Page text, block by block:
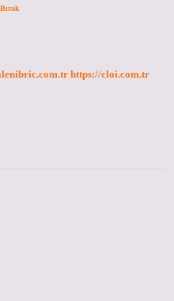
https://cloi.com.tr